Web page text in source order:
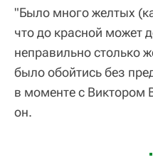
"Было много желтых
что до красной может
неправильно столько
было обойтись без
в моменте с
он.